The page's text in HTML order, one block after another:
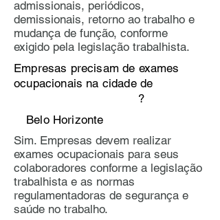
admissionais, periódicos,
demissionais, retorno ao trabalho e
mudança de função, conforme
exigido pela legislação trabalhista.
Empresas precisam de exames
ocupacionais na cidade de
?
Belo Horizonte
Sim. Empresas devem realizar
exames ocupacionais para seus
colaboradores conforme a legislação
trabalhista e as normas
regulamentadoras de segurança e
saúde no trabalho.